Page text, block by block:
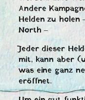
Andere
Helden zu holen
North –
Jeder dieser
mit, kann aber
was eine ganz
eröffnet.